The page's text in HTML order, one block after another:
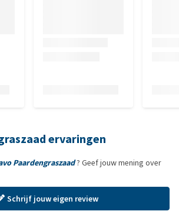
ervaringen
Paardengraszaad? Geef jouw mening over
Schrijf jouw eigen review